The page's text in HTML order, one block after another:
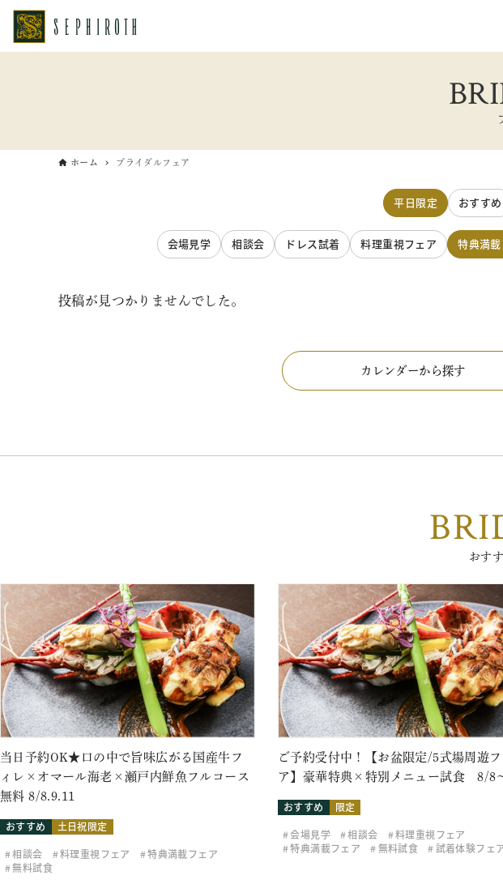
ホーム ブライダルフェア
平日限定 おすすめ
会場見学 相談会 ドレス試着 料理重視フェア 特典満
投稿が見つかりませんでした。
カレンダーから探す
おす
当日予約OK★口の中で旨味広がる国産牛フ
ィレ×オマール海老×瀬戸内鮮魚フルコース
無料 8/8.9.11
おすすめ
土日祝限定
相談会
料理重視フェア
特典満載フェア
無料試食
ご予約受付中！【お盆限定/5式場周遊フ
ア】豪華特典×特別メニュー試食 8/8
おすすめ
限定
会場見学
相談会
料理重視フェア
特典満載フェア
無料試食 試着体験フェ